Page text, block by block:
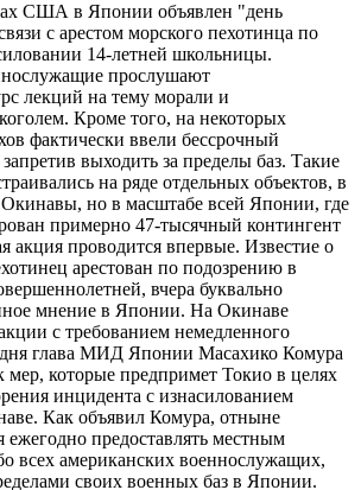
США в Японии объявлен "день
с арестом морского пехотинца по
14-летней школьницы.
прослушают
лекций на тему морали и
Кроме того, на некоторых
фактически ввели бессрочный
выходить за пределы баз. Такие
на ряде отдельных объектов, в
Окинавы, но в масштабе всей Японии, где
примерно 47-тысячный контингент
акция проводится впервые. Известие о
арестован по подозрению в
вчера буквально
мнение в Японии. На Окинаве
с требованием немедленного
глава МИД Японии Масахико Комура
мер, которые предпримет Токио в целях
инцидента с изнасилованием
Как объявил Комура, отныне
ежегодно предоставлять местным
всех американских военнослужащих,
своих военных баз в Японии.